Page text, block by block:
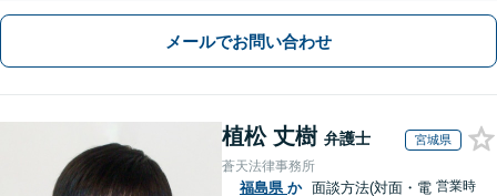
メールでお問い合わせ
植松 丈樹 弁護士 宮城県
蒼天法律事務所
福島県 か 面談方法(対面・電 営業時